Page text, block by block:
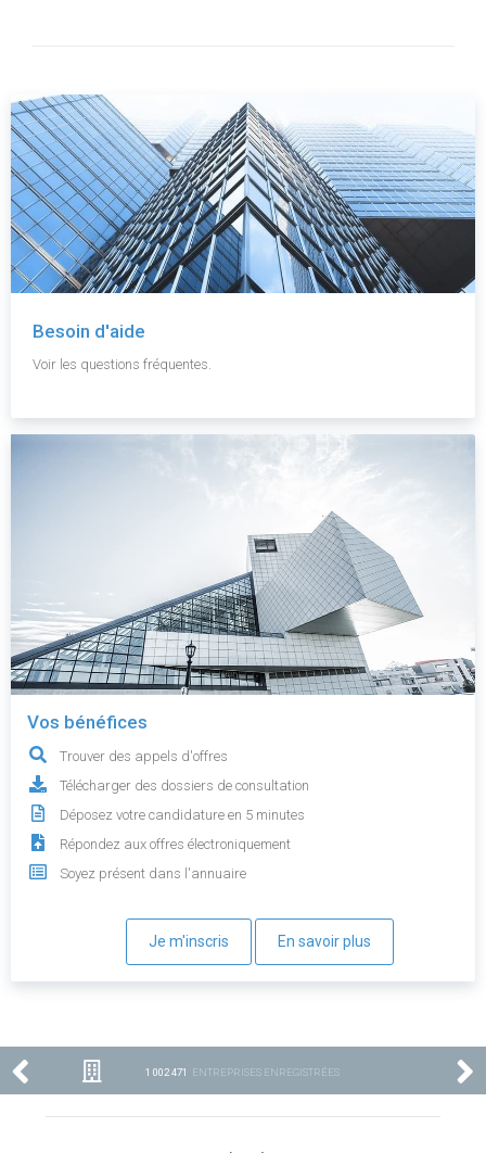
Besoin d'aide
Voir les questions fréquentes.
Vos bénéfices
Trouver des appels d'offres
Télécharger des dossiers de consultation
Déposez votre candidature en 5 minutes
Répondez aux offres électroniquement
Soyez présent dans l'annuaire
Je m'inscris En savoir plus
1 002 471 ENTREPRISES ENREGISTRÉES